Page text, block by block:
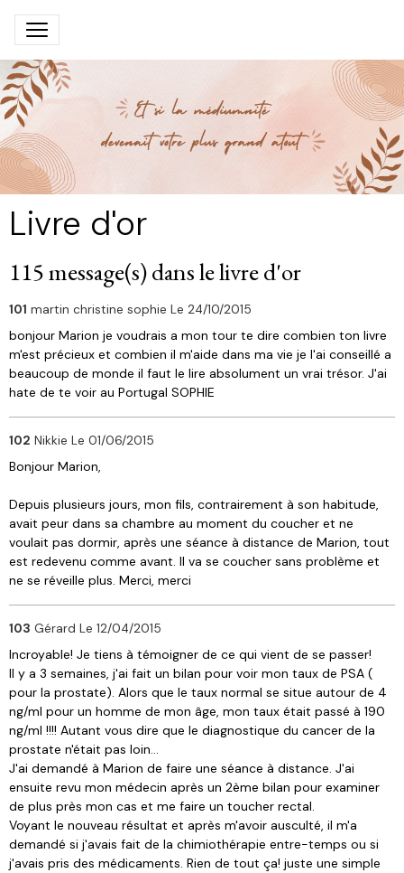
Livre d'or
115 message(s) dans le livre d'or
101 martin christine sophie Le 24/10/2015
bonjour Marion je voudrais a mon tour te dire combien ton livre
m'est précieux et combien il m'aide dans ma vie je l'ai conseillé a
beaucoup de monde il faut le lire absolument un vrai trésor. J'ai
hate de te voir au Portugal SOPHIE
102 Nikkie Le 01/06/2015
Bonjour Marion,
Depuis plusieurs jours, mon fils, contrairement à son habitude,
avait peur dans sa chambre au moment du coucher et ne
voulait pas dormir, après une séance à distance de Marion, tout
est redevenu comme avant. Il va se coucher sans problème et
ne se réveille plus. Merci, merci
103 Gérard Le 12/04/2015
Incroyable! Je tiens à témoigner de ce qui vient de se passer!
Il y a 3 semaines, j'ai fait un bilan pour voir mon taux de PSA (
pour la prostate). Alors que le taux normal se situe autour de 4
ng/ml pour un homme de mon âge, mon taux était passé à 190
ng/ml !!!! Autant vous dire que le diagnostique du cancer de la
prostate n'était pas loin...
J'ai demandé à Marion de faire une séance à distance. J'ai
ensuite revu mon médecin après un 2ème bilan pour examiner
de plus près mon cas et me faire un toucher rectal.
Voyant le nouveau résultat et après m'avoir ausculté, il m'a
demandé si j'avais fait de la chimiothérapie entre-temps ou si
j'avais pris des médicaments. Rien de tout ça! juste une simple